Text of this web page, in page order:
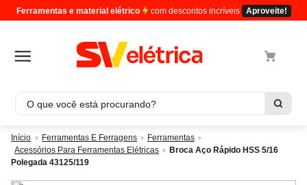
Ferramentas e material elétrico com descontos incríveis Aproveite!
O que você está procurando?
Ferramentas E Ferragens
Ferramentas
Acessórios Para Ferramentas Elétricas
Broca Aço Rápido HSS 5/16
Polegada 43125/119
Termos mais buscados
1º cabo
2º luminaria